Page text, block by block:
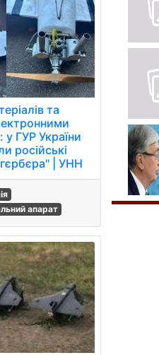
та
ГУР України
російські
| УНН
апарат